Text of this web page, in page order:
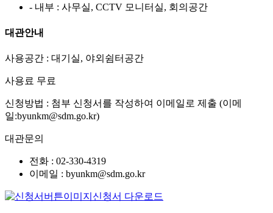
- 내부 : 사무실, CCTV 모니터실, 회의공간
대관안내
사용공간 : 대기실, 야외쉼터공간
사용료 무료
신청방법 : 첨부 신청서를 작성하여 이메일로 제출 (이메
일:byunkm@sdm.go.kr)
대관문의
전화 : 02-330-4319
이메일 : byunkm@sdm.go.kr
신청서 다운로드